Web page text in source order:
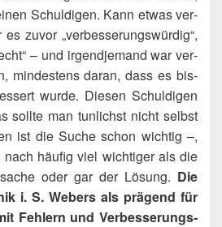
Schul­di­gen. Kann etwas ver­
zuvor „ver­bes­se­rungs­wür­dig“,
– und irgend­je­mand war ver­
min­des­tens dar­an, dass es bis­
wur­de. Die­sen Schul­di­gen
soll­te man tun­lichst nicht selbst
ist die Suche schon wich­tig –,
nach häu­fig viel wich­ti­ger als die
oder gar der Lösung. Die
i. S. Webers als prä­gend für
Feh­lern und Ver­bes­se­rungs­